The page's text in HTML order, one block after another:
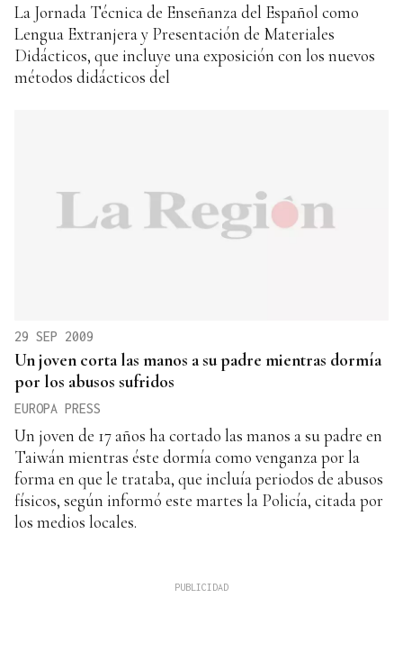
La Jornada Técnica de Enseñanza del Español como
Lengua Extranjera y Presentación de Materiales
Didácticos, que incluye una exposición con los nuevos
métodos didácticos del
29 SEP 2009
Un joven corta las manos a su padre mientras dormía
por los abusos sufridos
EUROPA PRESS
Un joven de 17 años ha cortado las manos a su padre en
Taiwán mientras éste dormía como venganza por la
forma en que le trataba, que incluía periodos de abusos
físicos, según informó este martes la Policía, citada por
los medios locales.